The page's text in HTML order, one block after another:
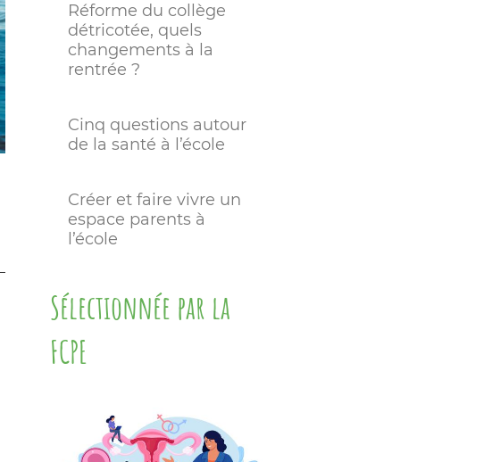
Réforme du collège
détricotée, quels
changements à la
rentrée ?
Cinq questions autour
de la santé à l’école
Créer et faire vivre un
espace parents à
l’école
Sélectionnée par la
FCPE